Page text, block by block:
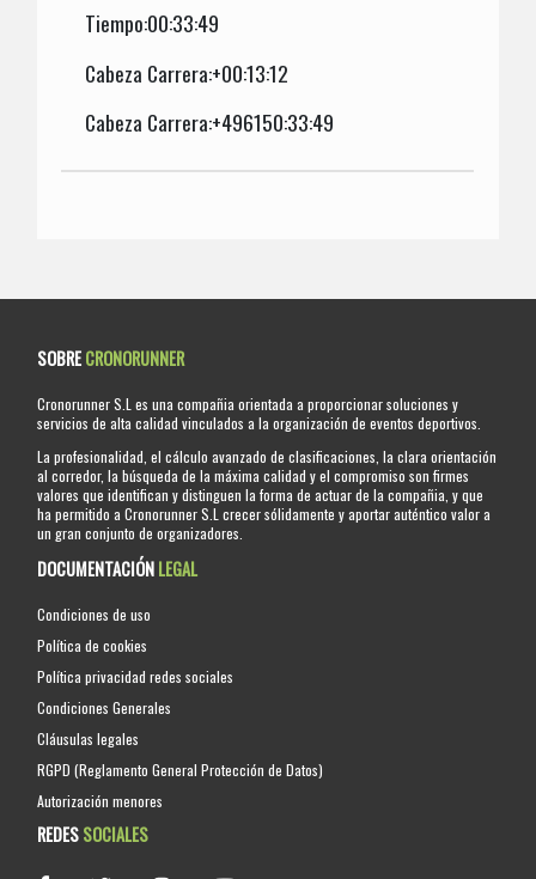
Tiempo:00:33:49
Cabeza Carrera:+00:13:12
Cabeza Carrera:+496150:33:49
SOBRECRONORUNNER
Cronorunner S.L es una compañia orientada a proporcionar soluciones y
servicios de alta calidad vinculados a la organización de eventos deportivos.
La profesionalidad, el cálculo avanzado de clasificaciones, la clara orientación
al corredor, la búsqueda de la máxima calidad y el compromiso son firmes
valores que identifican y distinguen la forma de actuar de la compañia, y que
ha permitido a Cronorunner S.L crecer sólidamente y aportar auténtico valor a
un gran conjunto de organizadores.
DOCUMENTACIÓNLEGAL
Condiciones de uso
Política de cookies
Política privacidad redes sociales
Condiciones Generales
Cláusulas legales
RGPD (Reglamento General Protección de Datos)
Autorización menores
REDESSOCIALES